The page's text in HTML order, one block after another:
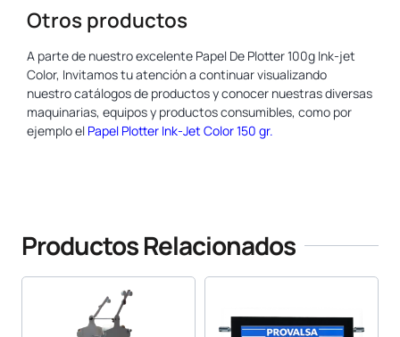
Otros productos
A parte de nuestro excelente Papel De Plotter 100g Ink-jet
Color, Invitamos tu atención a continuar visualizando
nuestro catálogos de productos y conocer nuestras diversas
maquinarias, equipos y productos consumibles, como por
ejemplo el Papel Plotter Ink-Jet Color150 gr.
Productos Relacionados